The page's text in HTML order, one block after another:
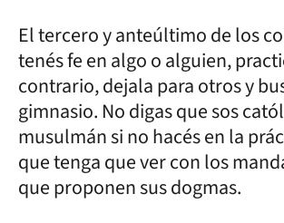
El tercero y anteúltimo de los
tenés fe en algo o alguien,
contrario, dejala para otros y
gimnasio. No digas que sos
musulmán si no hacés en la
que tenga que ver con los
que proponen sus dogmas.